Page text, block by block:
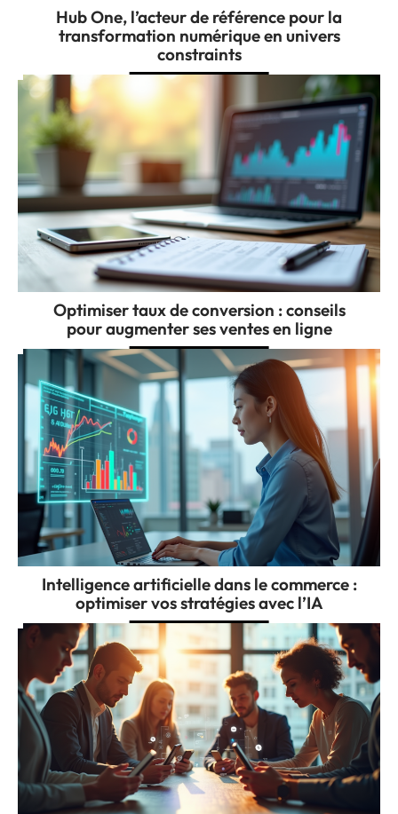
Hub One, l’acteur de référence pour la
transformation numérique en univers
constraints
Optimiser taux de conversion : conseils
pour augmenter ses ventes en ligne
Intelligence artificielle dans le commerce :
optimiser vos stratégies avec l’IA